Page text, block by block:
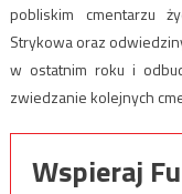
pobliskim cmentarzu
Strykowa oraz
w ostatnim roku i
zwiedzanie kolejnych
Wspieraj